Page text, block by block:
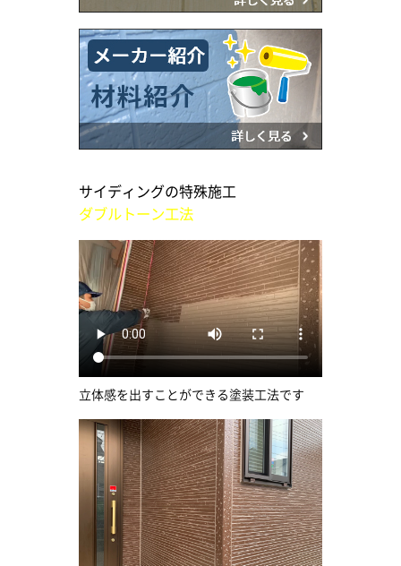
サイディングの特殊施工
ダブルトーン工法
立体感を出すことができる塗装工法です